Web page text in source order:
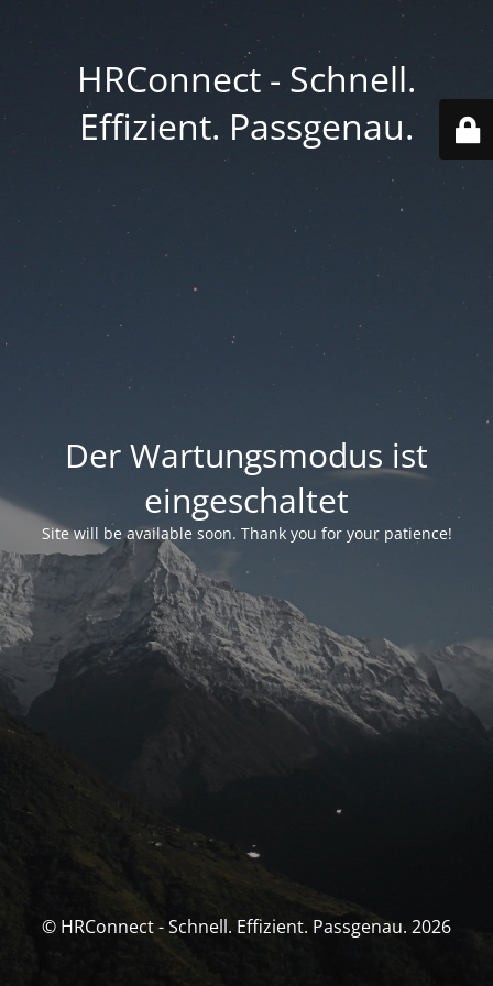
HRConnect - Schnell.
Effizient. Passgenau.
Der Wartungsmodus ist
eingeschaltet
Site will be available soon. Thank you for your patience!
© HRConnect - Schnell. Effizient. Passgenau. 2026